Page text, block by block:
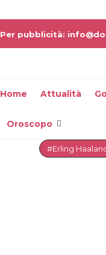
Per pubblicità:
Home Attualità
Oroscopo
#Erling